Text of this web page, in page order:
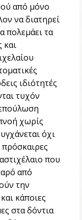
από μόνο
να διατηρεί
πολεμάει τα
και
ιδιότητές
τυχόν
χωρίς
όχι
που
από
την
κάποιες
στα δόντια